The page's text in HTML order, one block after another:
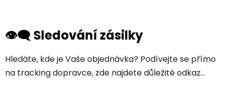
👁️‍🗨️ Sledování zásilky
Hledáte, kde je Vaše objednávka? Podívejte se přímo
na tracking dopravce, zde najdete důležité odkaz...